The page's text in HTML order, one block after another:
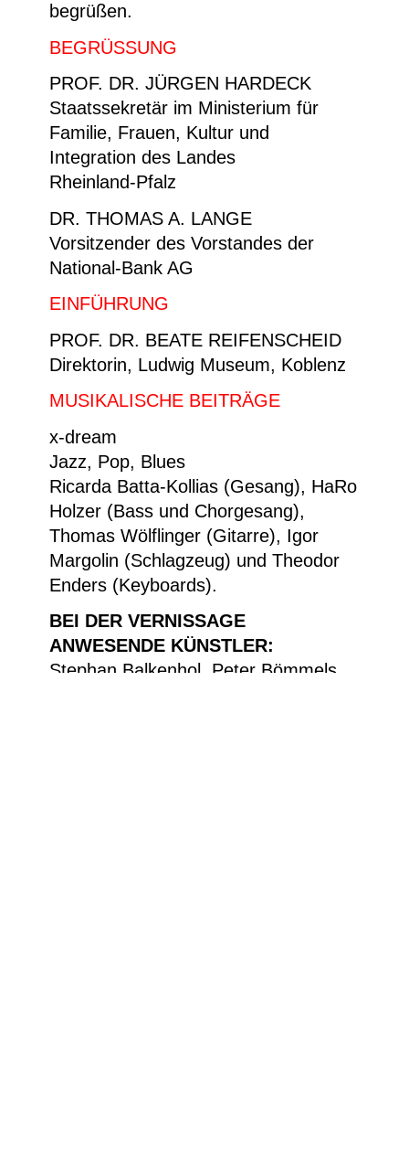
begrüßen.
BEGRÜSSUNG
PROF. DR. JÜRGEN HARDECK
Staatssekretär im Ministerium für
Familie, Frauen, Kultur und
Integration des Landes
Rheinland-Pfalz
DR. THOMAS A. LANGE
Vorsitzender des Vorstandes der
National-Bank AG
EINFÜHRUNG
PROF. DR. BEATE REIFENSCHEID
Direktorin, Ludwig Museum, Koblenz
MUSIKALISCHE BEITRÄGE
x-dream
Jazz, Pop, Blues
Ricarda Batta-Kollias (Gesang), HaRo
Holzer (Bass und Chorgesang),
Thomas Wölflinger (Gitarre), Igor
Margolin (Schlagzeug) und Theodor
Enders (Keyboards).
BEI DER VERNISSAGE
ANWESENDE KÜNSTLER:
Stephan Balkenhol, Peter Bömmels,